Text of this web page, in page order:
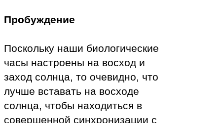
Пробуждение
Поскольку наши биологические
часы настроены на восход и
заход солнца, то очевидно, что
лучше вставать на восходе
солнца, чтобы находиться в
совершенной синхронизации с